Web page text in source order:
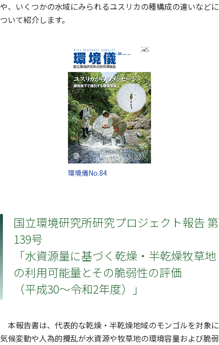
環境儀No.84
や、いくつかの水域にみられるユスリカの種構成の違いなどに
ついて紹介します。
国立環境研究所研究プロジェクト報告 第
139号
「水資源量に基づく乾燥・半乾燥牧草地
の利用可能量とその脆弱性の評価
（平成30～令和2年度）」
本報告書は、代表的な乾燥・半乾燥地域のモンゴルを対象に
気候変動や人為的攪乱が水資源や牧草地の環境容量および脆弱